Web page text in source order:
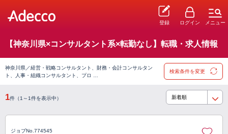
登録 ログイン メニュー
【神奈川県×コンサルタント系×転勤なし】転職・求人情報
神奈川県／経営・戦略コンサルタント、財務・会計コンサルタン
ト、人事・組織コンサルタント、プロ …
検索条件を変更
1件（1～1件を表示中）
ジョブNo.774545